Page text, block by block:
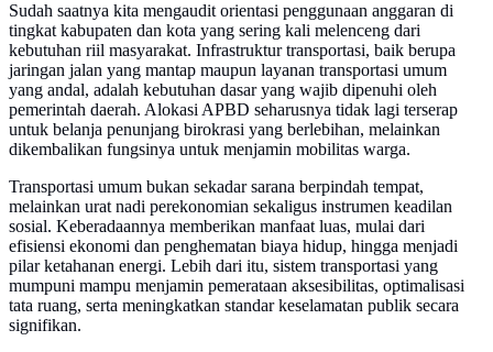
Sudah saatnya kita mengaudit orientasi penggunaan anggaran di
tingkat kabupaten dan kota yang sering kali melenceng dari
kebutuhan riil masyarakat. Infrastruktur transportasi, baik berupa
jaringan jalan yang mantap maupun layanan transportasi umum
yang andal, adalah kebutuhan dasar yang wajib dipenuhi oleh
pemerintah daerah. Alokasi APBD seharusnya tidak lagi terserap
untuk belanja penunjang birokrasi yang berlebihan, melainkan
dikembalikan fungsinya untuk menjamin mobilitas warga.
Transportasi umum bukan sekadar sarana berpindah tempat,
melainkan urat nadi perekonomian sekaligus instrumen keadilan
sosial. Keberadaannya memberikan manfaat luas, mulai dari
efisiensi ekonomi dan penghematan biaya hidup, hingga menjadi
pilar ketahanan energi. Lebih dari itu, sistem transportasi yang
mumpuni mampu menjamin pemerataan aksesibilitas, optimalisasi
tata ruang, serta meningkatkan standar keselamatan publik secara
signifikan.